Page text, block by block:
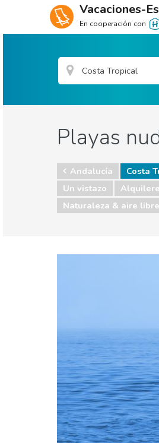
Vacaciones-
En cooperación con
Playas
Andalucía
Costa
Un vistazo
Naturaleza & aire libre